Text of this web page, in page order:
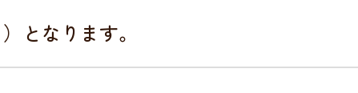
となります。